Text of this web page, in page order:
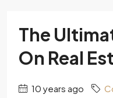
The
On Real
10 years ago